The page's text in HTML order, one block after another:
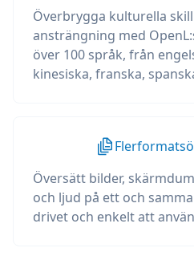
Överbrygga kulturella
ansträngning med
över 100 språk, från
kinesiska, franska,
Översätt bilder,
och ljud på ett och
drivet och enkelt att